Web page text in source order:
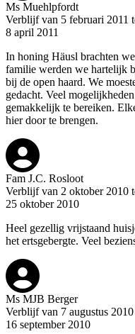
Ms Muehlpfordt
Verblijf van 5 februari 2011
8 april 2011
In honing Häusl brachten
familie werden we hartelijk
bij de open haard. We
gedacht. Veel
gemakkelijk te bereiken.
hier door te brengen.
Fam J.C. Rosloot
Verblijf van 2 oktober 2010
25 oktober 2010
Heel gezellig vrijstaand
het ertsgebergte. Veel
Ms MJB Berger
Verblijf van 7 augustus
16 september 2010